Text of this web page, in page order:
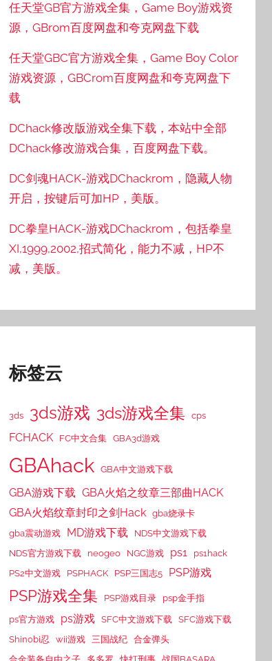
任天堂GB官方游戏全集，Game Boy游戏资
源，GBrom百度网盘和夸克网盘下载
任天堂GBC官方游戏全集，Game Boy Color
游戏资源，GBCrom百度网盘和夸克网盘下
载
DChack修改版游戏全集下载，本站中全部
DChack修改游戏合集，百度网盘下载。
DC剑魂HACK-游戏DChackrom，隐藏人物
开启，按键后可加HP，美版。
DC拳皇HACK-游戏DChackrom，包括拳皇
XI,1999,2002,招式简化，能力不减，HP不
减，美版。
标签云
3ds 3ds游戏 3ds游戏全集 cps
FCHACK FC中文合集 GBA3d游戏
GBAhack GBA中文游戏下载
GBA游戏下载 GBA火焰之纹章三部曲HACK
GBA火焰纹章封印之剑Hack gba烧录卡
gba震动游戏
MD游戏下载
NDS中文游戏下载
NDS官方游戏下载
neogeo NGC游戏 ps1
ps1hack
PS2中文游戏
PSPHACK PSP三国志5 PSP游戏
PSP游戏全集 PSP游戏目录
psp金手指
ps官方游戏
ps游戏 SFC中文游戏下载 SFC游戏下载
Shinobi忍
wii游戏 三国战纪 合金弹头